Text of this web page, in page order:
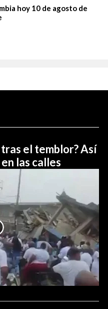
hoy 10 de agosto de
el temblor? Así
las calles